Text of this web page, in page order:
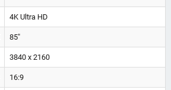
4K Ultra HD
85"
3840 x 2160
16:9